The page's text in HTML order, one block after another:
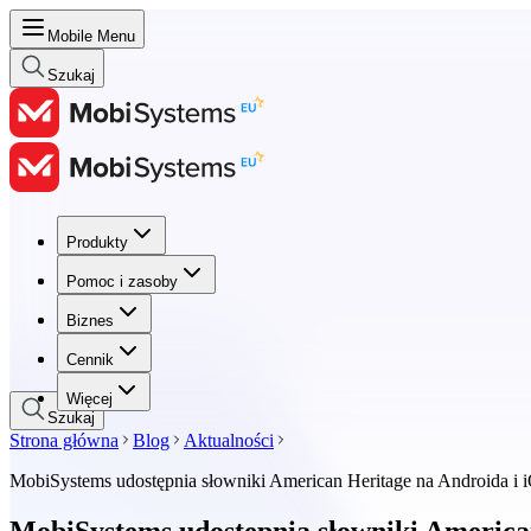
Mobile Menu
Szukaj
Produkty
Pomoc i zasoby
Biznes
Cennik
Więcej
Produkty
Pomoc i zasoby
Biznes
Cennik
Szukaj
Strona główna Blog
Aktualności
MobiSystems udostępnia słowniki American Heritage na Androida i